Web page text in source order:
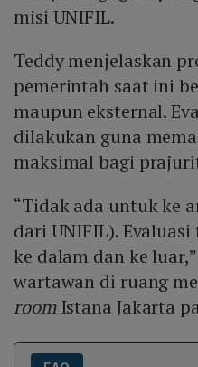
misi UNIFIL.
Teddy menjelaskan
pemerintah saat ini
maupun eksternal.
dilakukan guna
maksimal bagi
“Tidak ada untuk ke
dari UNIFIL).
ke dalam dan ke
wartawan di ruang
roomIstana Jakarta